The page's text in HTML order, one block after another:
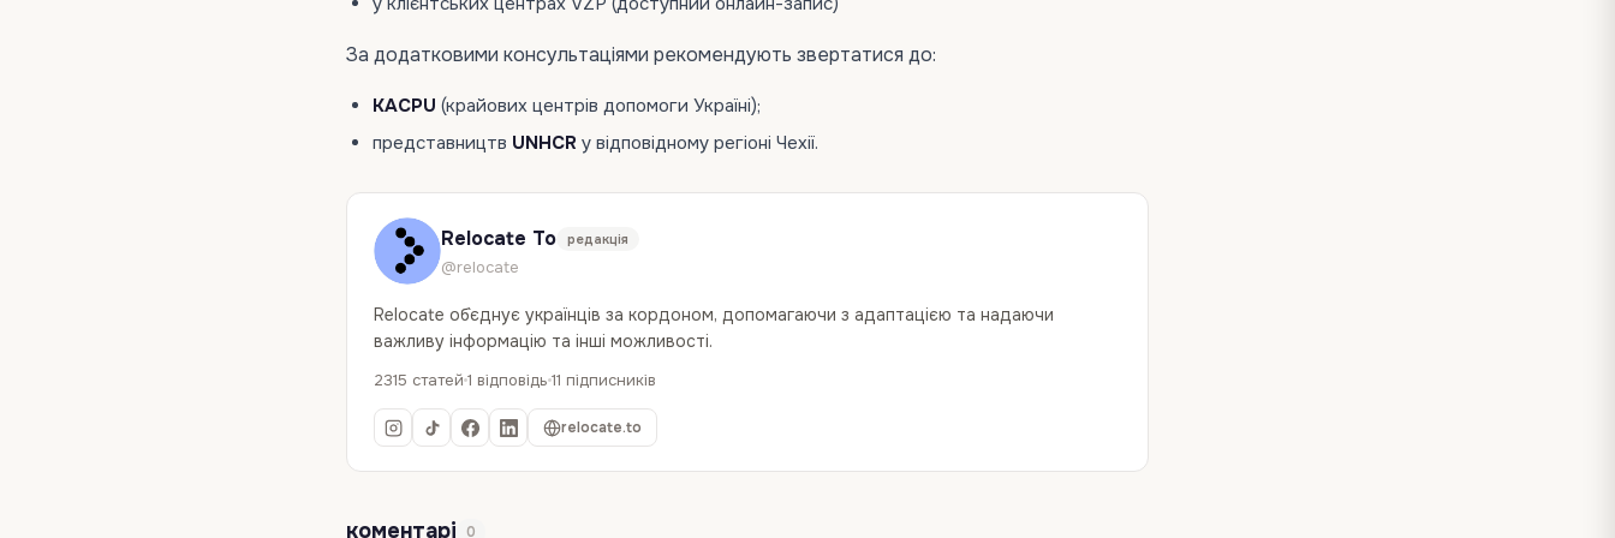
За додатковими консультаціями рекомендують звертатися до:
KACPU (крайових центрів допомоги Україні);
представництв UNHCR у відповідному регіоні Чехії.
Relocate To редакція
@relocate
Relocate об`єднує українців за кордоном, допомагаючи з адаптацією та надаючи
важливу інформацію та інші можливості.
2315 статей 1 відповідь 11 підписників
relocate.to
коментарі 0